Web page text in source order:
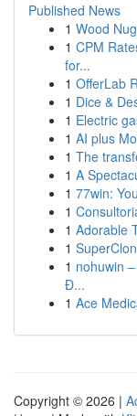
Published News
1 Wood
1 CPM
for...
1 OfferLab
1 Dice &
1 Electric
1 AI plus
1 The
1 A
1 77win:
1
1 Adorable
1
1 nohuwin
Đ...
1 Ace
Copyright © 2026 |